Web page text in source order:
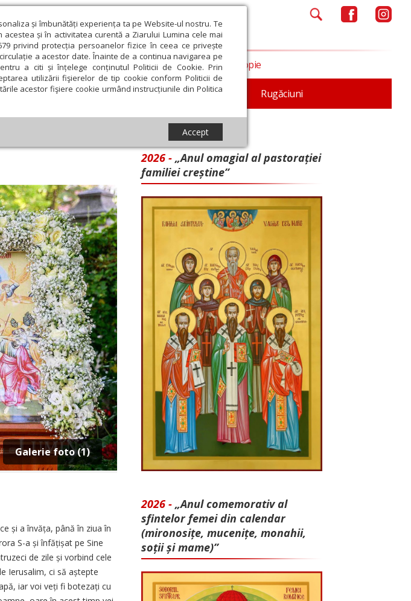
și îmbunătăți experiența ta pe Website-ul nostru. Te
și în activitatea curentă a Ziarului Lumina cele mai
privind protecția persoanelor fizice în ceea ce privește
a acestor date. Înainte de a continua navigarea pe
a citi și înțelege conținutul Politicii de Cookie. Prin
utilizării fişierelor de tip cookie conform Politicii de
acestor fişiere cookie urmând instrucțiunile din Politica
Accept
Theologica Liturgica Patristica Rugăciuni
și Cultură Societate Opinii Filantropie
Galerie foto (1)
și a învăța, până în ziua în
S-a și înfățișat pe Sine
de zile și vorbind cele
Ierusalim, ci să aștepte
iar voi veți fi botezați cu
2026 - „Anul omagial al pastorației
familiei creștine”
2026 - „Anul comemorativ al
sfintelor femei din calendar
(mironosițe, mu­cenițe, monahii,
soții și mame)”